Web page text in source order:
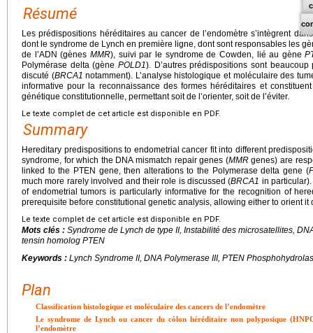
Résumé
Les prédispositions héréditaires au cancer de l’endomètre s’intègrent
dont le syndrome de Lynch en première ligne, dont sont responsables les
de l’ADN (gènes MMR), suivi par le syndrome de Cowden, lié au gène
Polymérase delta (gène POLD1). D’autres prédispositions sont
discuté (BRCA1 notamment). L’analyse histologique et moléculaire des
informative pour la reconnaissance des formes héréditaires et
génétique constitutionnelle, permettant soit de l’orienter, soit de l’éviter.
Le texte complet de cet article est disponible en PDF.
Summary
Hereditary predispositions to endometrial cancer fit into different
syndrome, for which the DNA mismatch repair genes (MMRgenes) are
linked to the PTEN gene, then alterations to the Polymerase delta gene (
much more rarely involved and their role is discussed (BRCA1 in
of endometrial tumors is particularly informative for the recognition of
prerequisite before constitutional genetic analysis, allowing either to orient it
Le texte complet de cet article est disponible en PDF.
Mots clés : Syndrome de Lynch de type II, Instabilité des microsatellites,
tensin homolog PTEN
Keywords : Lynch Syndrome II, DNA Polymerase III, PTEN
Plan
Classification histologique et moléculaire des cancers de l’endomètre
Le syndrome de Lynch ou cancer du côlon héréditaire non polyposique
l’endomètre